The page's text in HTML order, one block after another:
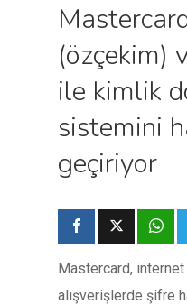
(özçekim)
ile kimlik
sistemini
geçiriyor
Mastercard, internet
alışverişlerde şifre